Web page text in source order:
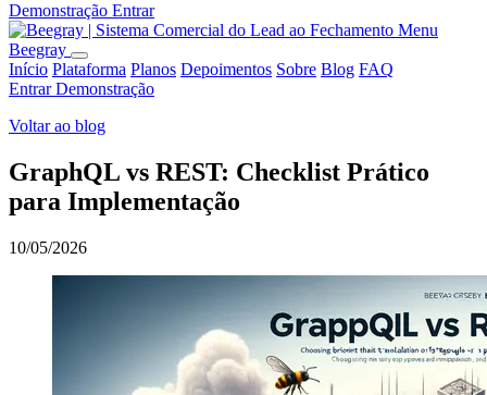
Demonstração Entrar
Menu
Beegray
Início Plataforma Planos Depoimentos Sobre Blog FAQ
EntrarDemonstração
Voltar ao blog
GraphQL vs REST: Checklist Prático
para Implementação
10/05/2026